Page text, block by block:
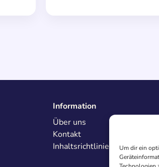
Um dir ein
Information
Über uns
Kontakt
Inhaltsrichtlinien